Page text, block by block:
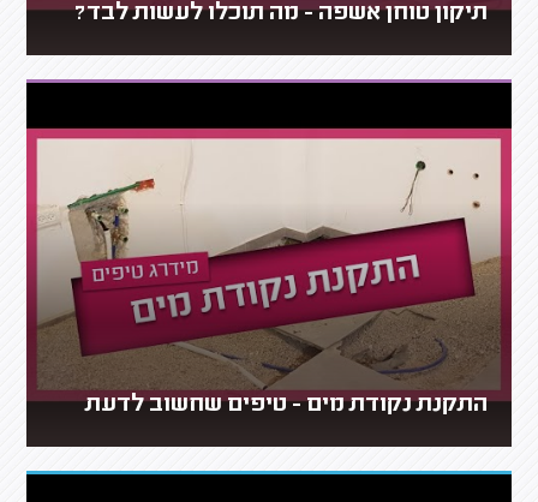
תיקון טוחן אשפה - מה תוכלו לעשות לבד?
התקנת נקודת מים - טיפים שחשוב לדעת